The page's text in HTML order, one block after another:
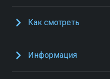
Как смотреть
Информация